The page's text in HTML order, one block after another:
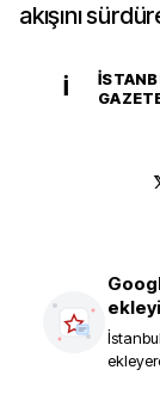
akışını
İ